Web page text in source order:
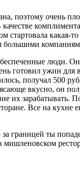
поэтому очень
стартовала какая-то
большими
люди.
готовил ужин для
получал 500
вкусно, он
их зарабатывать.
Все на кухне
границей ты
мишленовском